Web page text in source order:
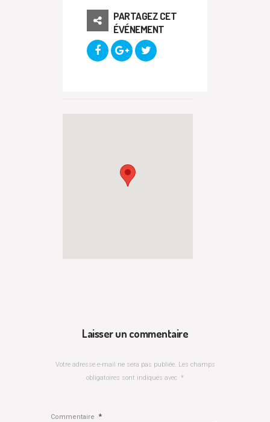
PARTAGEZ CET
ÉVÉNEMENT
Laisser un commentaire
Votre adresse e-mail ne sera pas publiée. Les champs
obligatoires sont indiqués avec *
Commentaire *